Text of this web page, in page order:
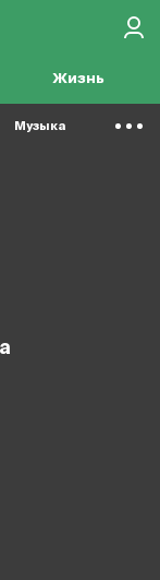
Жизнь
Музыка